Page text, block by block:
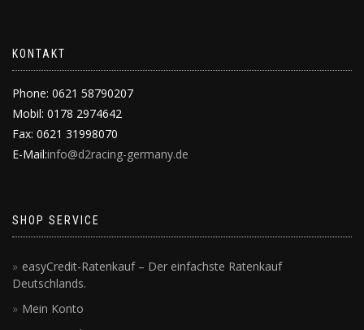
KONTAKT
Phone: 0621 58790207
Mobil: 0178 2974642
Fax: 0621 31998070
E-Mail:info@d2racing-germany.de
SHOP SERVICE
easyCredit-Ratenkauf – Der einfachste Ratenkauf
Deutschlands.
Mein Konto